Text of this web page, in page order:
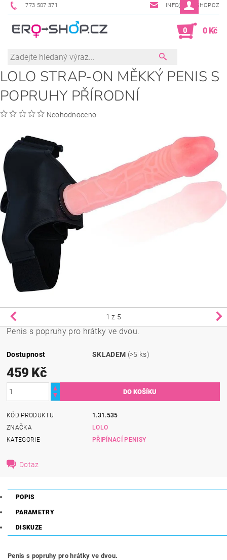
773 507 371 INFO@ERO-SHOP.CZ
0 0 Kč
LOLO STRAP-ON MĚKKÝ PENIS S
POPRUHY PŘÍRODNÍ
Neohodnoceno
1 z 5
Penis s popruhy pro hrátky ve dvou.
Dostupnost SKLADEM (>5 ks)
459 Kč
KÓD PRODUKTU
1.31.535
ZNAČKA
LOLO
KATEGORIE
PŘIPÍNACÍ PENISY
Dotaz
POPIS
PARAMETRY
DISKUZE
Penis s popruhy pro hrátky ve dvou.